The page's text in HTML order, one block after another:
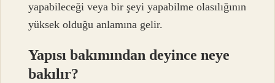
yapabileceği veya bir şeyi yapabilme olasılığının
yüksek olduğu anlamına gelir.
Yapısı bakımından deyince neye
bakılır?